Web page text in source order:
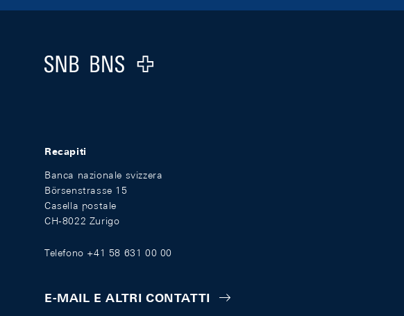
Logo
Recapiti
Banca nazionale svizzera
Börsenstrasse 15
Casella postale
CH-8022 Zurigo
Telefono +41 58 631 00 00
E-MAIL E ALTRI CONTATTI